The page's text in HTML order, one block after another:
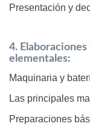
Presentación y
4.
elementales:
Maquinaria y
Las principales
Preparaciones